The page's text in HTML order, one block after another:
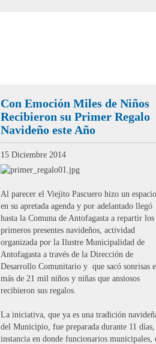
Con Emoción Miles de Niños
Recibieron su Primer Regalo
Navideño este Año
15 Diciembre 2014
Al parecer el Viejito Pascuero hizo un espacio
en su apretada agenda y por adelantado llegó
hasta la Comuna de Antofagasta a repartir los
primeros presentes navideños, actividad
organizada por la Ilustre Municipalidad de
Antofagasta a través de la Dirección de
Desarrollo Comunitario y que sacó sonrisas
más de 21 mil niños y niñas que ansiosos
recibieron sus regalos.
La iniciativa, que ya es una tradición
del Municipio, fue preparada durante 11 días,
instancia en donde funcionarios municipales,